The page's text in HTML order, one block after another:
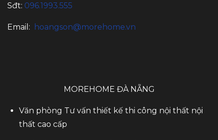
Sđt: 096.1993.555
Email: hoangson@morehome.vn
MOREHOME ĐÀ NẴNG
Văn phòng Tư vấn thiết kế thi công nội thất nội
thất cao cấp